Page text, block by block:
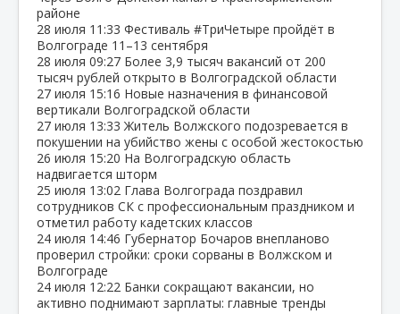
районе
28 июля 11:33 Фестиваль #ТриЧетыре пройдёт в
Волгограде 11–13 сентября
28 июля 09:27 Более 3,9 тысяч вакансий от 200
тысяч рублей открыто в Волгоградской области
27 июля 15:16 Новые назначения в финансовой
вертикали Волгоградской области
27 июля 13:33 Житель Волжского подозревается в
покушении на убийство жены с особой жестокостью
26 июля 15:20 На Волгоградскую область
надвигается шторм
25 июля 13:02 Глава Волгограда поздравил
сотрудников СК с профессиональным праздником и
отметил работу кадетских классов
24 июля 14:46 Губернатор Бочаров внепланово
проверил стройки: сроки сорваны в Волжском и
Волгограде
24 июля 12:22 Банки сокращают вакансии, но
активно поднимают зарплаты: главные тренды